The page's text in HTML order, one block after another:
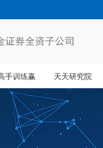
手训练赢 天天研究院